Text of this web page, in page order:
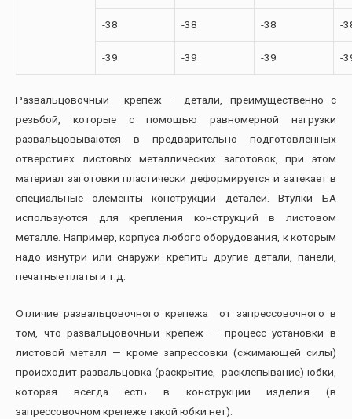
-38 -38 -38 -
-39 -39 -39 -
Развальцовочный крепеж – детали, преимущественно с
резьбой, которые с помощью равномерной нагрузки
развальцовываются в предварительно подготовленных
отверстиях листовых металлических заготовок, при этом
материал заготовки пластически деформируется и затекает в
специальные элементы конструкции деталей. Втулки БА
используются для крепления конструкций в листовом
металле. Например, корпуса любого оборудования, к которым
надо изнутри или снаружи крепить другие детали, панели,
печатные платы и т.д.
Отличие развальцовочного крепежа от запрессовочного в
том, что развальцовочный крепеж — процесс установки в
листовой металл — кроме запрессовки (сжимающей силы)
происходит развальцовка (раскрытие, расклепывание) юбки,
которая всегда есть в конструкции изделия (в
запрессовочном крепеже такой юбки нет).